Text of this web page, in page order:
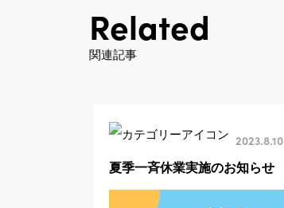
Related
関連記事
2023.8.10
夏季一斉休業実施のお知らせ